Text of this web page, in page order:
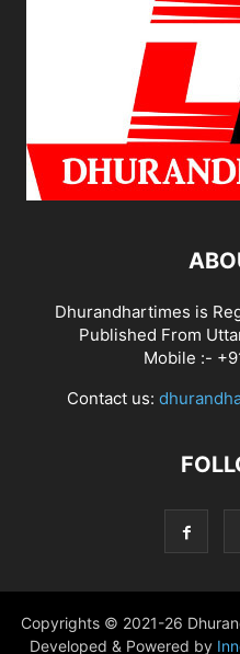
Dhurandhartimes is
Published From
Mobile :-
Contact us:
Copyrights © 2021-26
Developed & Powered by